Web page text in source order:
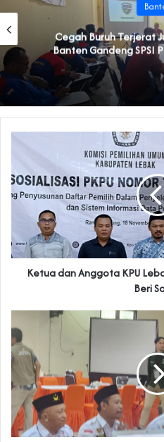
Cegah Buruh Terjerat
Banten Gandeng SPSI
Ketua dan Anggota KPU
Beri